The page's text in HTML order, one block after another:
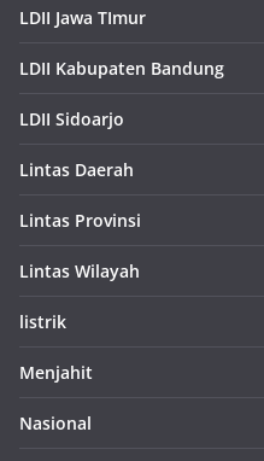
LDII Jawa TImur
LDII Kabupaten Bandung
LDII Sidoarjo
Lintas Daerah
Lintas Provinsi
Lintas Wilayah
listrik
Menjahit
Nasional